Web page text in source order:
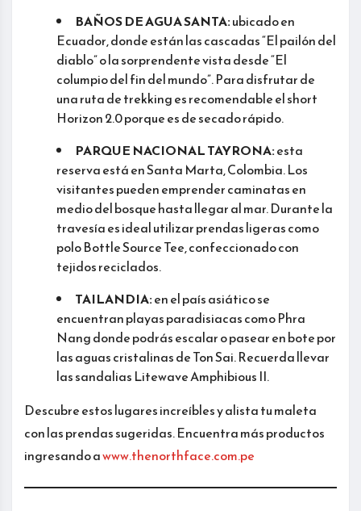
BAÑOS DE AGUA SANTA:ubicado en
Ecuador, donde están las cascadas “El pailón del
diablo” o la sorprendente vista desde “El
columpio del fin del mundo”. Para disfrutar de
una ruta de trekking es recomendable el short
Horizon 2.0 porque es de secado rápido.
PARQUE NACIONAL TAYRONA:esta
reserva está en Santa Marta, Colombia. Los
visitantes pueden emprender caminatas en
medio del bosque hasta llegar al mar. Durante la
travesía es ideal utilizar prendas ligeras como
polo Bottle Source Tee, confeccionado con
tejidos reciclados.
TAILANDIA:en el país asiático se
encuentran playas paradisiacas como Phra
Nang donde podrás escalar o pasear en bote por
las aguas cristalinas de Ton Sai. Recuerda llevar
las sandalias Litewave Amphibious II.
Descubre estos lugares increíbles y alista tu maleta
con las prendas sugeridas. Encuentra más productos
ingresando awww.thenorthface.com.pe